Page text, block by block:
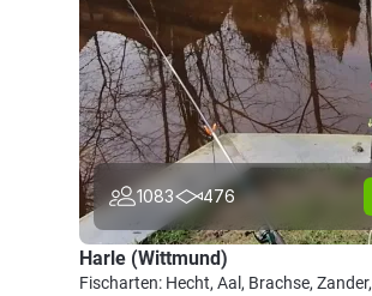
1083 476
Harle (Wittmund)
Fischarten: Hecht, Aal, Brachse, Zander,